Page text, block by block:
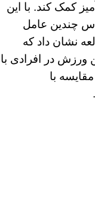
کمک کند. با این
چندین عامل
نشان داد که
در افرادی با
با